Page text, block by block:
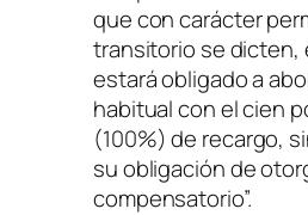
que con carácter
transitorio se dicten,
estará obligado a
habitual con el cien
(100%) de recargo,
su obligación de
compensatorio”.